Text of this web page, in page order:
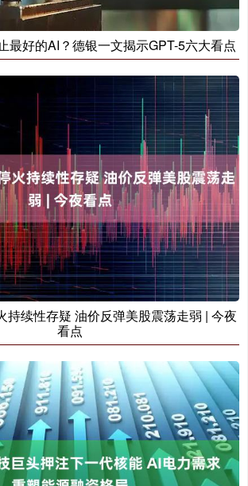
最好的AI？德银一文揭示GPT-5六大看点
持续性存疑 油价反弹美股震荡走弱 | 今夜
看点